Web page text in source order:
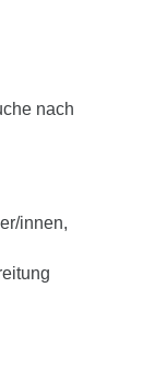
nach
innen,